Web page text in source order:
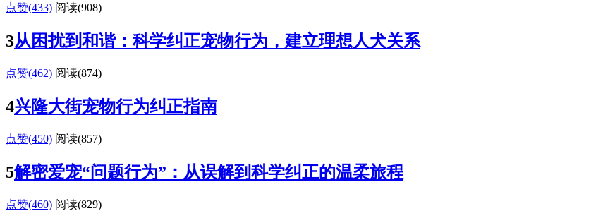
点赞(433) 阅读(908)
3从困扰到和谐：科学纠正宠物行为，建立理想人犬关系
点赞(462) 阅读(874)
4兴隆大街宠物行为纠正指南
点赞(450) 阅读(857)
5解密爱宠“问题行为”：从误解到科学纠正的温柔旅程
点赞(460) 阅读(829)